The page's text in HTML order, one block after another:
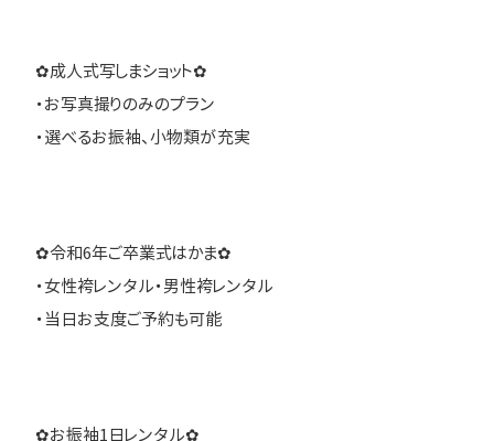
✿成人式写しまショット✿
・お写真撮りのみのプラン
・選べるお振袖、小物類が充実
✿令和6年ご卒業式はかま✿
・女性袴レンタル・男性袴レンタル
・当日お支度ご予約も可能
✿お振袖1日レンタル✿